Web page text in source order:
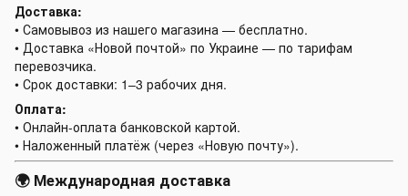
Доставка:
• Самовывоз из нашего магазина — бесплатно.
• Доставка «Новой почтой» по Украине — по тарифам
перевозчика.
• Срок доставки: 1–3 рабочих дня.
Оплата:
• Онлайн-оплата банковской картой.
• Наложенный платёж (через «Новую почту»).
🌍 Международная доставка